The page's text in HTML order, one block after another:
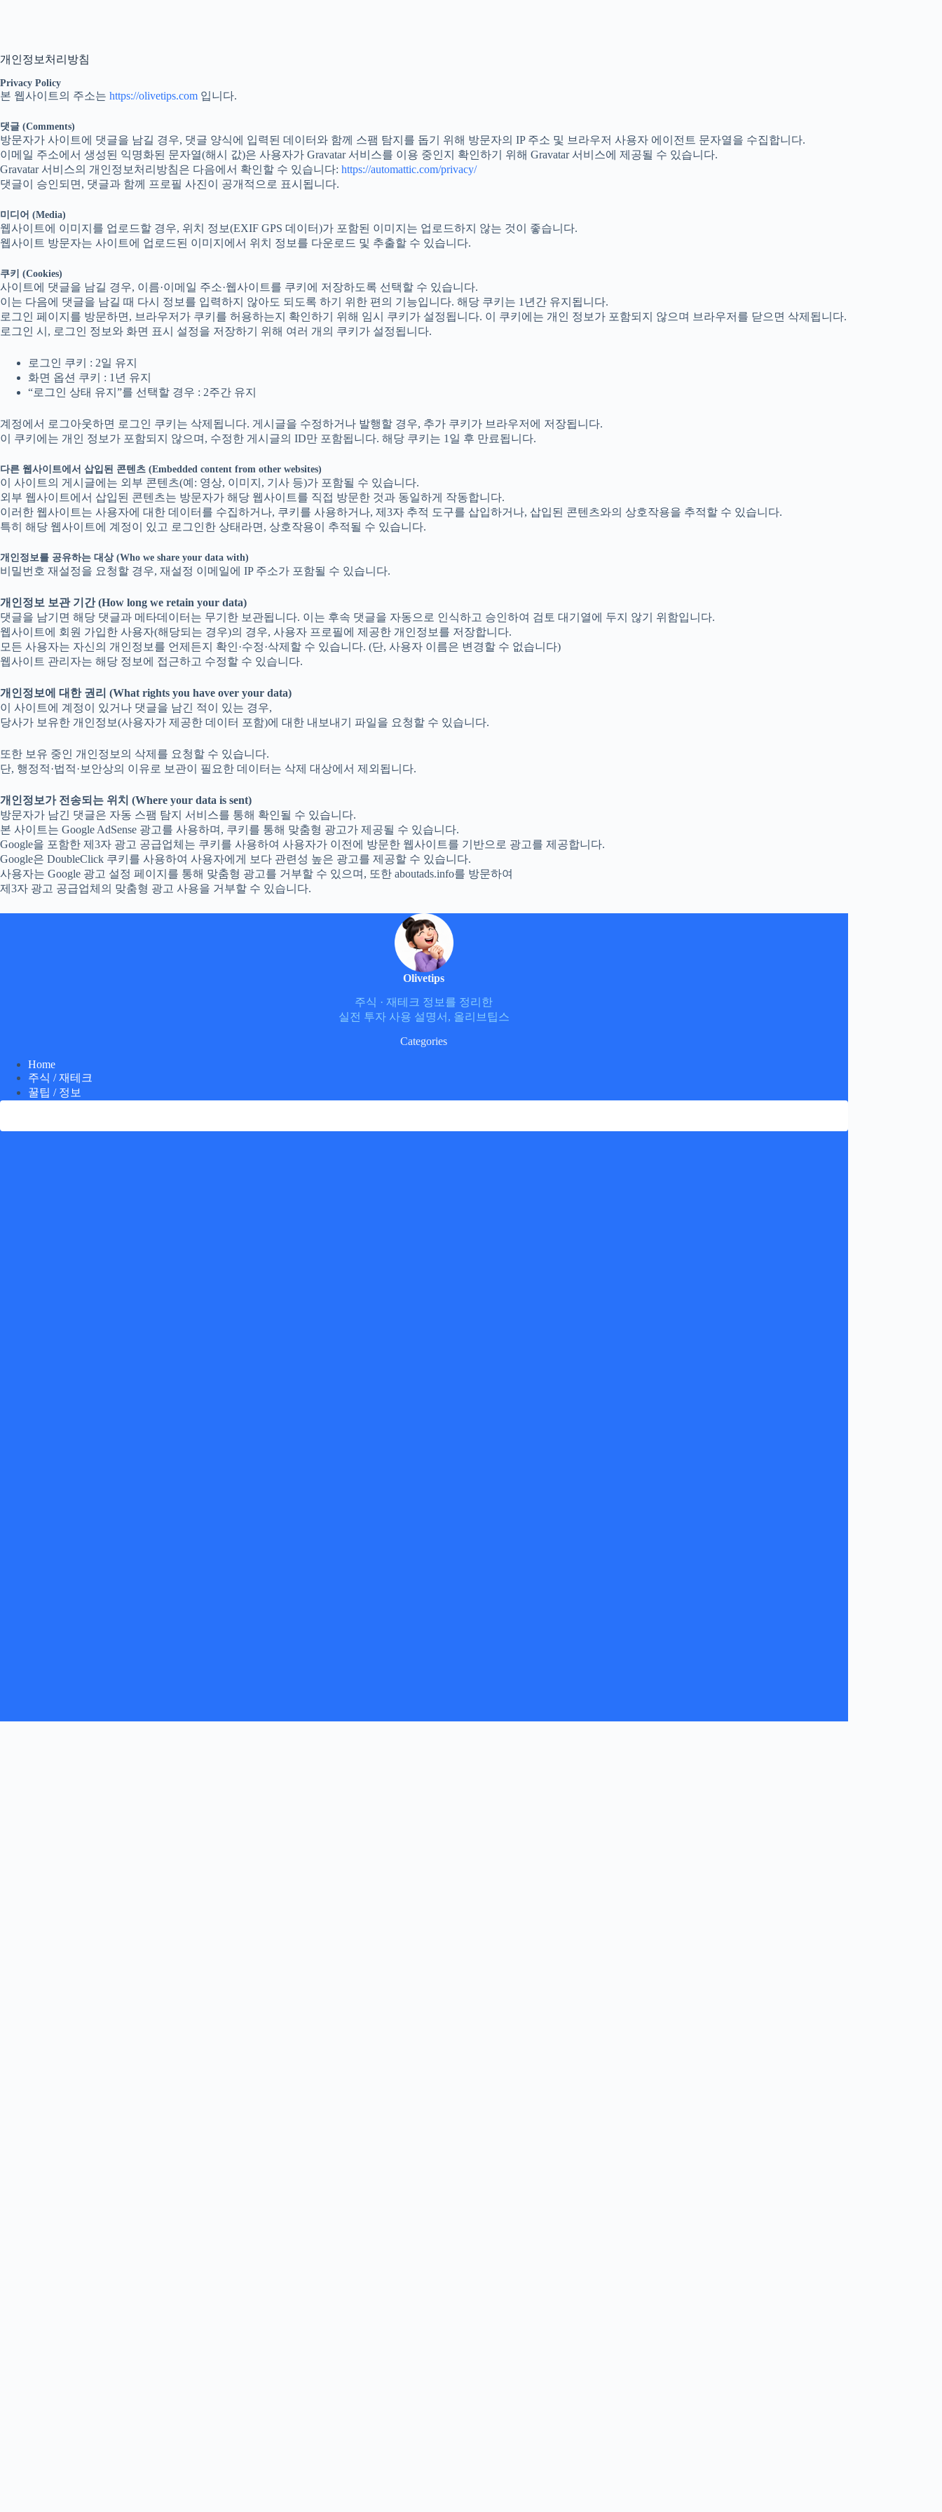
건
너
뛰
개인정보처리방침
Privacy Policy
본 웹사이트의 주소는 https://olivetips.com 입니다.
댓글 (Comments)
방문자가 사이트에 댓글을 남길 경우, 댓글 양식에 입력된 데이터와 함께 스팸 탐지를 돕기 위해 방문자의 IP 주소 및 브라우저 사용자 에이전트 문자열을 수집합니다.
이메일 주소에서 생성된 익명화된 문자열(해시 값)은 사용자가 Gravatar 서비스를 이용 중인지 확인하기 위해 Gravatar 서비스에 제공될 수 있습니다.
Gravatar 서비스의 개인정보처리방침은 다음에서 확인할 수 있습니다: https://automattic.com/privacy/
댓글이 승인되면, 댓글과 함께 프로필 사진이 공개적으로 표시됩니다.
미디어 (Media)
웹사이트에 이미지를 업로드할 경우, 위치 정보(EXIF GPS 데이터)가 포함된 이미지는 업로드하지 않는 것이 좋습니다.
웹사이트 방문자는 사이트에 업로드된 이미지에서 위치 정보를 다운로드 및 추출할 수 있습니다.
쿠키 (Cookies)
사이트에 댓글을 남길 경우, 이름·이메일 주소·웹사이트를 쿠키에 저장하도록 선택할 수 있습니다.
이는 다음에 댓글을 남길 때 다시 정보를 입력하지 않아도 되도록 하기 위한 편의 기능입니다. 해당 쿠키는 1년간 유지됩니다.
로그인 페이지를 방문하면, 브라우저가 쿠키를 허용하는지 확인하기 위해 임시 쿠키가 설정됩니다. 이 쿠키에는 개인 정보가 포함되지 않으며 브라우저를 닫으면 삭제됩니다.
로그인 시, 로그인 정보와 화면 표시 설정을 저장하기 위해 여러 개의 쿠키가 설정됩니다.
로그인 쿠키 : 2일 유지
화면 옵션 쿠키 : 1년 유지
“로그인 상태 유지”를 선택할 경우 : 2주간 유지
계정에서 로그아웃하면 로그인 쿠키는 삭제됩니다. 게시글을 수정하거나 발행할 경우, 추가 쿠키가 브라우저에 저장됩니다.
이 쿠키에는 개인 정보가 포함되지 않으며, 수정한 게시글의 ID만 포함됩니다. 해당 쿠키는 1일 후 만료됩니다.
다른 웹사이트에서 삽입된 콘텐츠 (Embedded content from other websites)
이 사이트의 게시글에는 외부 콘텐츠(예: 영상, 이미지, 기사 등)가 포함될 수 있습니다.
외부 웹사이트에서 삽입된 콘텐츠는 방문자가 해당 웹사이트를 직접 방문한 것과 동일하게 작동합니다.
이러한 웹사이트는 사용자에 대한 데이터를 수집하거나, 쿠키를 사용하거나, 제3자 추적 도구를 삽입하거나, 삽입된 콘텐츠와의 상호작용을 추적할 수 있습니다.
특히 해당 웹사이트에 계정이 있고 로그인한 상태라면, 상호작용이 추적될 수 있습니다.
개인정보를 공유하는 대상 (Who we share your data with)
비밀번호 재설정을 요청할 경우, 재설정 이메일에 IP 주소가 포함될 수 있습니다.
개인정보 보관 기간 (How long we retain your data)
댓글을 남기면 해당 댓글과 메타데이터는 무기한 보관됩니다. 이는 후속 댓글을 자동으로 인식하고 승인하여 검토 대기열에 두지 않기 위함입니다.
웹사이트에 회원 가입한 사용자(해당되는 경우)의 경우, 사용자 프로필에 제공한 개인정보를 저장합니다.
모든 사용자는 자신의 개인정보를 언제든지 확인·수정·삭제할 수 있습니다. (단, 사용자 이름은 변경할 수 없습니다)
웹사이트 관리자는 해당 정보에 접근하고 수정할 수 있습니다.
개인정보에 대한 권리 (What rights you have over your data)
이 사이트에 계정이 있거나 댓글을 남긴 적이 있는 경우,
당사가 보유한 개인정보(사용자가 제공한 데이터 포함)에 대한 내보내기 파일을 요청할 수 있습니다.
또한 보유 중인 개인정보의 삭제를 요청할 수 있습니다.
단, 행정적·법적·보안상의 이유로 보관이 필요한 데이터는 삭제 대상에서 제외됩니다.
개인정보가 전송되는 위치 (Where your data is sent)
방문자가 남긴 댓글은 자동 스팸 탐지 서비스를 통해 확인될 수 있습니다.
본 사이트는 Google AdSense 광고를 사용하며, 쿠키를 통해 맞춤형 광고가 제공될 수 있습니다.
Google을 포함한 제3자 광고 공급업체는 쿠키를 사용하여 사용자가 이전에 방문한 웹사이트를 기반으로 광고를 제공합니다.
Google은 DoubleClick 쿠키를 사용하여 사용자에게 보다 관련성 높은 광고를 제공할 수 있습니다.
사용자는 Google 광고 설정 페이지를 통해 맞춤형 광고를 거부할 수 있으며, 또한 aboutads.info를 방문하여
제3자 광고 공급업체의 맞춤형 광고 사용을 거부할 수 있습니다.
Olivetips
주식 · 재테크 정보를 정리한
실전 투자 사용 설명서, 올리브팁스
Categories
Home
주식 / 재테크
꿀팁 / 정보